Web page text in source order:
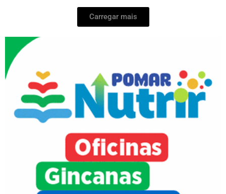
Carregar mais